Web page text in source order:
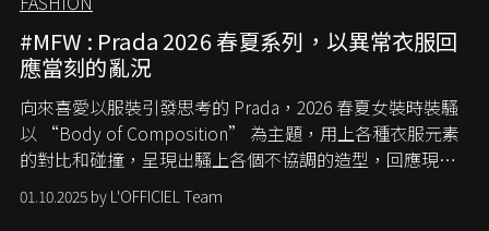
#MFW : Prada 2026 春夏系列，以異常衣服回
應當刻的亂況
向來喜愛以服裝引發思考的 Prada，2026 春夏女裝時裝騷
以 “Body of Composition” 為主題，用上各種衣服元素
的對比和碰撞，呈現出騷上各個不協調的造型，回應現今
社會各種資訊、文化超載的現象。
01.10.2025 by L'OFFICIEL Team